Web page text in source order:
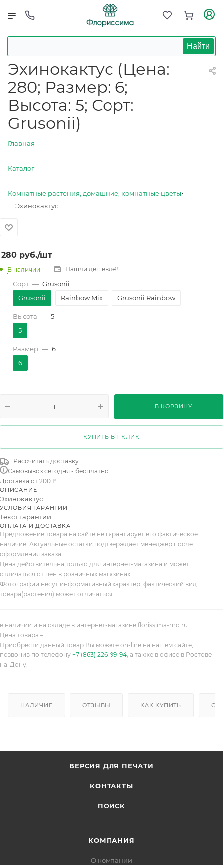
Найти
Эхинокактус (Цена:
280; Размер: 6;
Высота: 5; Сорт:
Grusonii)
Главная
—
Каталог
—
Комнатные растения, домашние, комнатные цветы
—Эхинокактус
280 руб./шт
В наличии Нашли дешевле?
Сорт — Grusonii
Grusonii
Rainbow Mix Grusonii Rainbow
Высота — 5
5
Размер — 6
6
В КОРЗИНУ
КУПИТЬ В 1 КЛИК
Рассчитать доставку
Самовывоз сегодня - бесплатно
Доставка от 200 ₽
ОПИСАНИЕ
Эхинокактус
УСЛОВИЯ ГАРАНТИИ
Текст гарантии
ОПЛАТА И ДОСТАВКА
Предложение товара на сайте не гарантирует его фактическое
наличие. Актуальные остатки подтверждает менеджер после
оформления заказа
Цена действительна только для интернет-магазина и может
отличаться от цен в розничных магазинах
Фотографии несут информативный характер, фактический вид
товара(растения) может отличаться
в наличии и на складе в интернет-магазине florissima-rnd.ru.
Цена товара –
Приобрести данный товар Вы можете on-line на нашем сайте,
позвонив по телефону +7 (863) 226-99-94, а также в офисе в Ростове-
на-Дону.
НАЛИЧИЕ ОТЗЫВЫ КАК КУПИТЬ
ВЕРСИЯ ДЛЯ ПЕЧАТИ
КОНТАКТЫ
ПОИСК
КОМПАНИЯ
О компании